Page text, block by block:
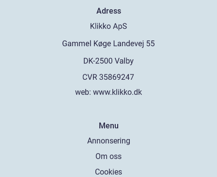
Adress
web: www.klikko.dk
Menu
Annonsering
Om oss
Cookies